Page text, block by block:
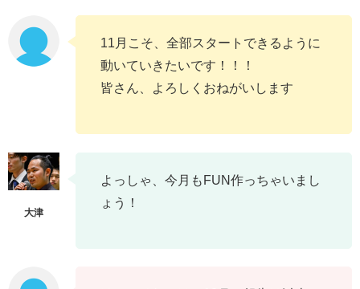
11月こそ、全部スタートできるように
動いていきたいです！！！
皆さん、よろしくおねがいします
よっしゃ、今月もFUN作っちゃいまし
ょう！